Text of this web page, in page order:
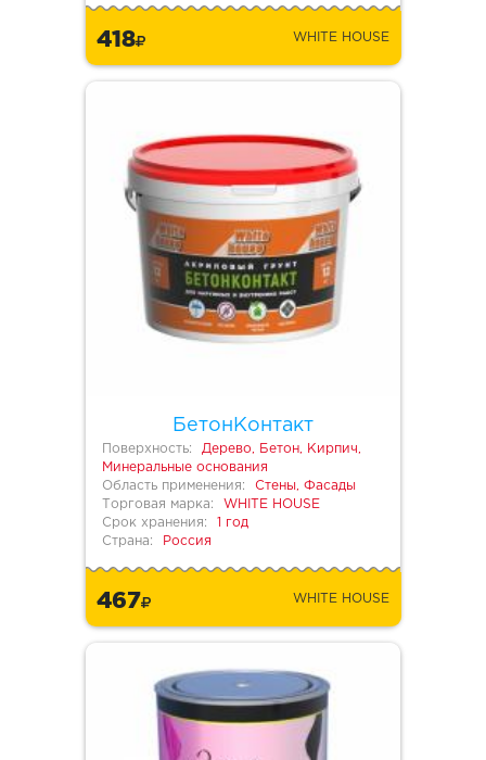
418 WHITE HOUSE
БетонКонтакт
Поверхность:
Дерево, Бетон, Кирпич,
Минеральные основания
Область применения:
Стены, Фасады
Торговая марка:
WHITE HOUSE
Срок хранения:
1 год
Страна:
Россия
467 WHITE HOUSE